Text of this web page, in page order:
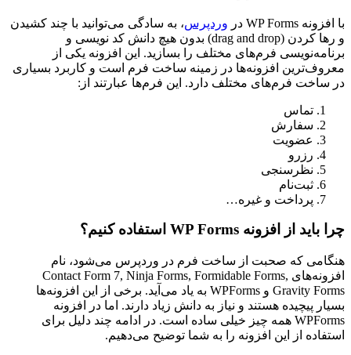
با افزونه WP Forms در وردپرس، به سادگی می‌توانید با چند کشیدن
و رها کردن (drag and drop) بدون هیچ دانش کد نویسی و
برنامه‌نویسی فرم‌های مختلف را بسازید. این افزونه یکی از
معروف‌ترین افزونه‌ها در زمینه ساخت فرم است و کاربرد بسیاری
در ساخت فرم‌های مختلف دارد. این فرم‌ها عبارتند از:
تماس
سفارش
عضویت
رزرو
نظرسنجی
ثبت‌نام
پرداخت و غیره…
چرا باید از افزونه WP Forms استفاده کنیم؟
هنگامی که صحبت از ساخت فرم در وردپرس می‌شود، نام
افزونه‌های Contact Form 7, Ninja Forms, Formidable Forms,
Gravity Forms و WPForms به یاد می‌آید. برخی از این افزونه‌ها
بسیار پیچیده هستند و نیاز به دانش زیاد دارند. اما در افزونه
WPForms همه چیز خیلی ساده است. در ادامه چند دلیل برای
استفاده از این افزونه را به شما توضیح می‌دهیم.